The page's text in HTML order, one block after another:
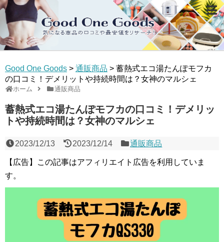
Good One Goods > 通販商品 > 蓄熱式エコ湯たんぽモフカ
の口コミ！デメリットや持続時間は？女神のマルシェ
ホーム 通販商品
蓄熱式エコ湯たんぽモフカの口コミ！デメリッ
トや持続時間は？女神のマルシェ
2023/12/13 2023/12/14 通販商品
【広告】この記事はアフィリエイト広告を利用していま
す。